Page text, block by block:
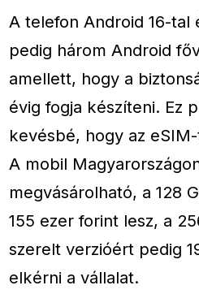
A telefon Android 16-tal
pedig három Android
amellett, hogy a
évig fogja készíteni. Ez
kevésbé, hogy az
A mobil
megvásárolható, a 128
155 ezer forint lesz, a
szerelt verzióért pedig
elkérni a vállalat.